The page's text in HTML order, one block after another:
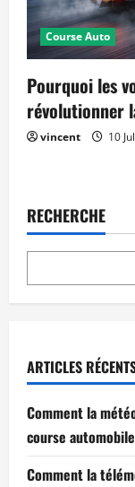
Course Auto
Pourquoi les
révolutionner
vincent 10
RECHERCHE
ARTICLES
Comment la
course
Comment la